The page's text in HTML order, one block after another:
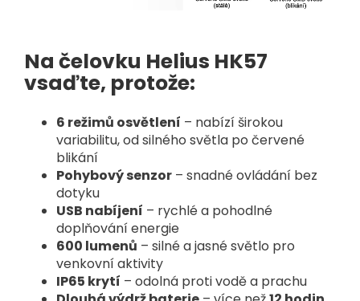
Na čelovku Helius HK57
vsaďte, protože:
6 režimů osvětlení – nabízí širokou
variabilitu, od silného světla po červené
blikání
Pohybový senzor – snadné ovládání bez
dotyku
USB nabíjení – rychlé a pohodlné
doplňování energie
600 lumenů – silné a jasné světlo pro
venkovní aktivity
IP65 krytí – odolná proti vodě a prachu